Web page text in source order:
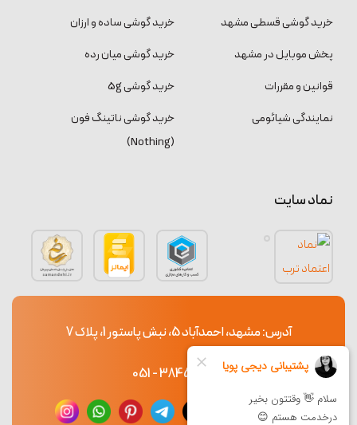
خرید گوشی قسطی مشهد
پخش موبایل در مشهد
قوانین و مقررات
نمایندگی شیائومی
خرید گوشی ساده و ارزان
خرید گوشی میان رده
خرید گوشی 5g
خرید گوشی ناتینگ فون
(Nothing)
نماد سایت
آدرس: مشهد، احمدآباد 5، نبش پاستور 1، پلاک 7
38453765 - 051